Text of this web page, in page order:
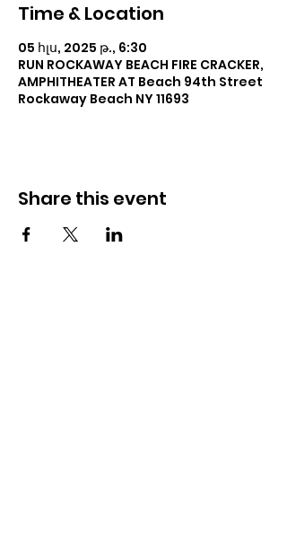
Time & Location
05 հլս, 2025 թ., 6:30
RUN ROCKAWAY BEACH FIRE CRACKER,
AMPHITHEATER AT Beach 94th Street
Rockaway Beach NY 11693
Share this event